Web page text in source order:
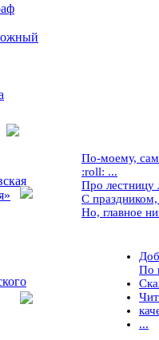
По-моему,
:roll: ...
Про лестницу
С праздником,
Но, главное
По
...